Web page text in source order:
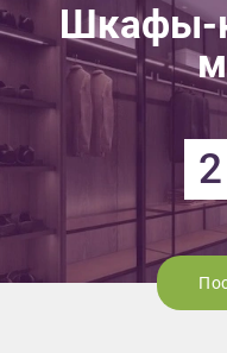
Шкафы-
2